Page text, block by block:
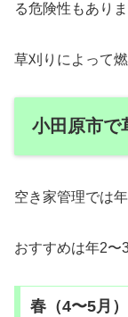
る危険性もありま
草刈りによって
小田原市で
空き家管理では
おすすめは年2〜
春（4〜5月）